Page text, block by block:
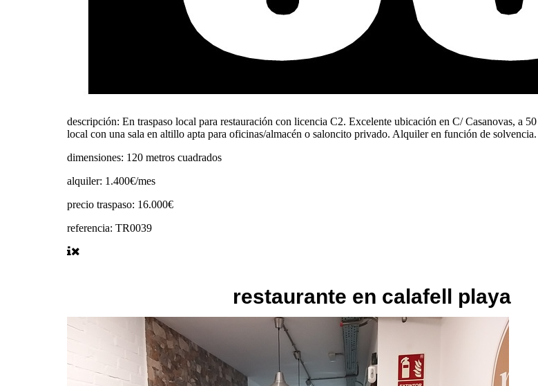
descripción: En traspaso local para restauración con licencia C2. Excelente ubicación en C/ Casanovas, a
local con una sala en altillo apta para oficinas/almacén o saloncito privado. Alquiler en función de solvencia.
dimensiones: 120 metros cuadrados
alquiler: 1.400€/mes
precio traspaso: 16.000€
referencia: TR0039
restaurante en calafell playa